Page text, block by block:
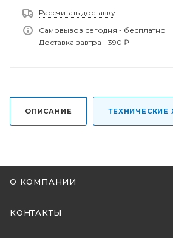
Рассчитать доставку
Самовывоз сегодня - бесплатно
Доставка завтра - 390 ₽
ОПИСАНИЕ ТЕХНИЧЕСКИЕ
О КОМПАНИИ
КОНТАКТЫ
Спасибо за заказ!
В ближайшее время наш менеджер